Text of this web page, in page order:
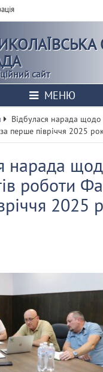
сайт
МЕНЮ
Відбулася нарада щодо
перше півріччя 2025
нарада
роботи
2025